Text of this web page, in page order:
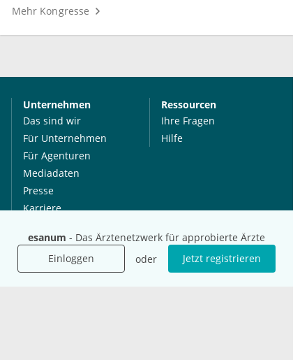
esanum - Das Ärztenetzwerk für approbierte Ärzte
Einloggen
oder Jetzt registrieren
Mehr Kongresse
Unternehmen
Das sind wir
Für Unternehmen
Für Agenturen
Mediadaten
Presse
Karriere
Ressourcen
Ihre Fragen
Hilfe
International
Social Media